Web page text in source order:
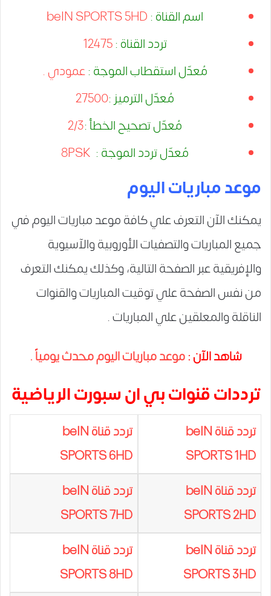
اسم القناة :
تردد القناة :12475
مُعدّل استقطاب الموجة :عمودي .
مُعدّل الترميز :27500
مُعدّل تصحيح الخطأ :2/3
مُعدّل تردد الموجة :
موعد مباريات اليوم
يمكنك الآن التعرف علي كافة موعد مباريات اليوم في
جميع المباريات والتصفيات الأوروبية والآسيوية
والإفريقية عبر الصفحة التالية، وكذلك يمكنك التعرف
من نفس الصفحة علي توقيت المباريات والقنوات
الناقلة والمعلقين علي المباريات .
شاهد الآن :موعد مباريات اليوم محدث يومياً .
ترددات قنوات بي ان سبورت الرياضية
تردد قناة beIN
SPORTS 1HD
تردد قناة beIN
SPORTS 6HD
تردد قناة beIN
SPORTS 2HD
تردد قناة beIN
SPORTS 7HD
تردد قناة beIN
SPORTS 3HD
تردد قناة beIN
SPORTS 8HD